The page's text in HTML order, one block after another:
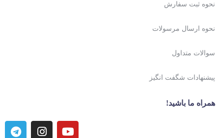
نحوه ثبت سفارش
نحوه ارسال مرسولات
سوالات متداول
پیشنهادات شگفت انگیز
همراه ما باشید!